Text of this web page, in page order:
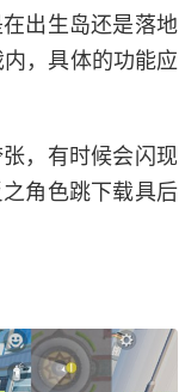
出生岛还是落地
，具体的功能应
，有时候会闪现
角色跳下载具后